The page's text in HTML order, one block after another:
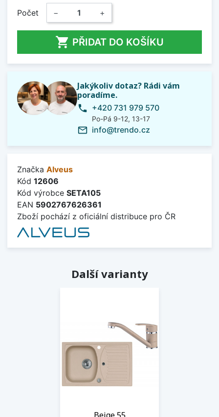
Počet − +
 PŘIDAT DO KOŠÍKU
Jakýkoliv dotaz? Rádi vám
poradíme.
phone +420 731 979 570
Po-Pá 9-12, 13-17
mail_outline info@trendo.cz
Značka Alveus
Kód 12606
Kód výrobce SETA105
EAN 5902767626361
Zboží pochází z oficiální distribuce pro ČR
Další varianty